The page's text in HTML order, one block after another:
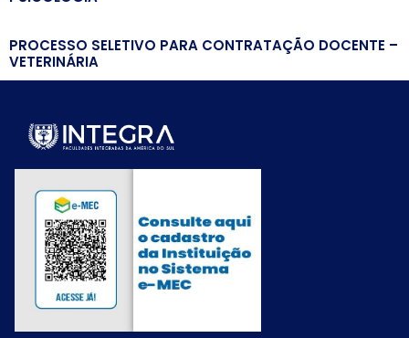
PROCESSO SELETIVO PARA CONTRATAÇÃO DOCENTE –
VETERINÁRIA